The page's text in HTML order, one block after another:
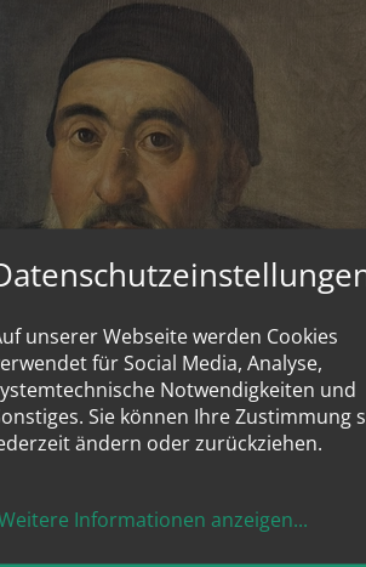
unserer Webseite werden Cookies
für Social Media, Analyse,
Notwendigkeiten und
Sie können Ihre Zustimmung
ändern oder zurückziehen.
Informationen anzeigen...